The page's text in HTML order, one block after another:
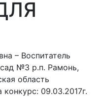
– Воспитатель
№3 р.п. Рамонь,
область
09.03.2017г.